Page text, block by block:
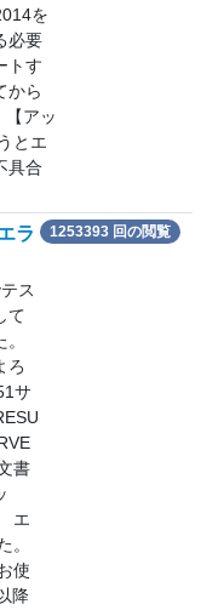
を
必要
トす
から
アッ
とエ
具合
ラ
ス
て
。
ろ
サ
書
エ
。
使
降
1253393 回の閲覧